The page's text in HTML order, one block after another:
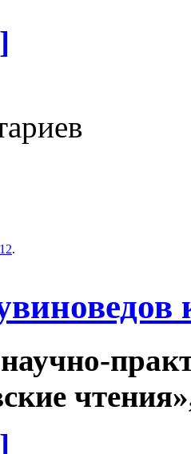
.
научно-